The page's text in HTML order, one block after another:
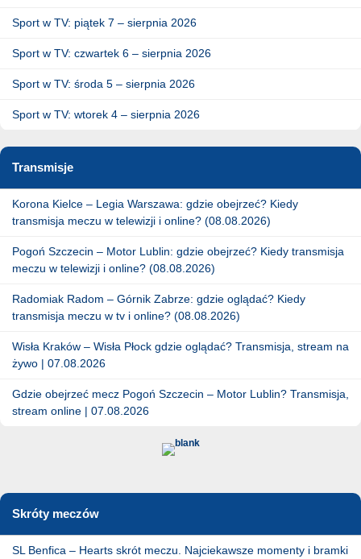
Sport w TV: piątek 7 – sierpnia 2026
Sport w TV: czwartek 6 – sierpnia 2026
Sport w TV: środa 5 – sierpnia 2026
Sport w TV: wtorek 4 – sierpnia 2026
Transmisje
Korona Kielce – Legia Warszawa: gdzie obejrzeć? Kiedy
transmisja meczu w telewizji i online? (08.08.2026)
Pogoń Szczecin – Motor Lublin: gdzie obejrzeć? Kiedy transmisja
meczu w telewizji i online? (08.08.2026)
Radomiak Radom – Górnik Zabrze: gdzie oglądać? Kiedy
transmisja meczu w tv i online? (08.08.2026)
Wisła Kraków – Wisła Płock gdzie oglądać? Transmisja, stream na
żywo | 07.08.2026
Gdzie obejrzeć mecz Pogoń Szczecin – Motor Lublin? Transmisja,
stream online | 07.08.2026
Skróty meczów
SL Benfica – Hearts skrót meczu. Najciekawsze momenty i bramki